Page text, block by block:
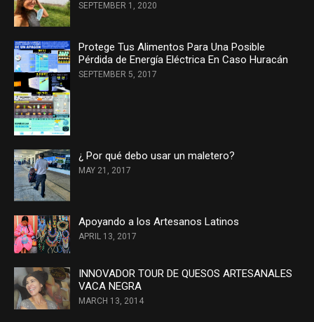
SEPTEMBER 1, 2020
Protege Tus Alimentos Para Una Posible
Pérdida de Energía Eléctrica En Caso Huracán
SEPTEMBER 5, 2017
¿ Por qué debo usar un maletero?
MAY 21, 2017
Apoyando a los Artesanos Latinos
APRIL 13, 2017
INNOVADOR TOUR DE QUESOS ARTESANALES
VACA NEGRA
MARCH 13, 2014